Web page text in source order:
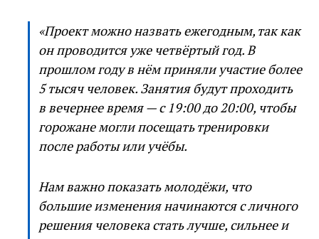
«Проект можно назвать ежегодным, так как
он проводится уже четвёртый год. В
прошлом году в нём приняли участие более
5 тысяч человек. Занятия будут проходить
в вечернее время — с 19:00 до 20:00, чтобы
горожане могли посещать тренировки
после работы или учёбы.
Нам важно показать молодёжи, что
большие изменения начинаются с личного
решения человека стать лучше, сильнее и